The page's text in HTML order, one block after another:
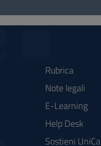
Rubrica
Note legali
E-Learning
Help Desk
Sostieni UniCa